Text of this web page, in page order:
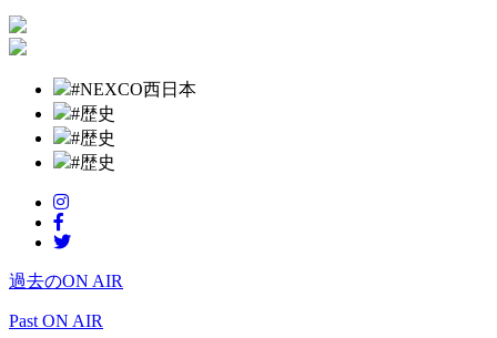
#NEXCO西日本
#歴史
#歴史
#歴史
過去のON AIR
Past ON AIR